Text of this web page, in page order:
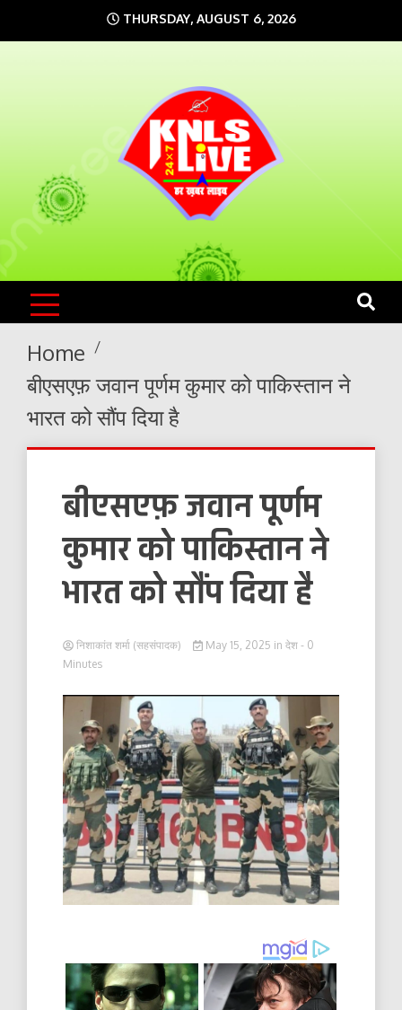
to
THURSDAY, AUGUST 6, 2026
KNLS LIVE
India`s No.1 News Portal
Home
बीएसएफ़ जवान पूर्णम कुमार को पाकिस्तान ने
भारत को सौंप दिया है
बीएसएफ़ जवान पूर्णम
कुमार को पाकिस्तान ने
भारत को सौंप दिया है
निशाकांत शर्मा (सहसंपादक) May 15, 2025 in देश - 0
Minutes